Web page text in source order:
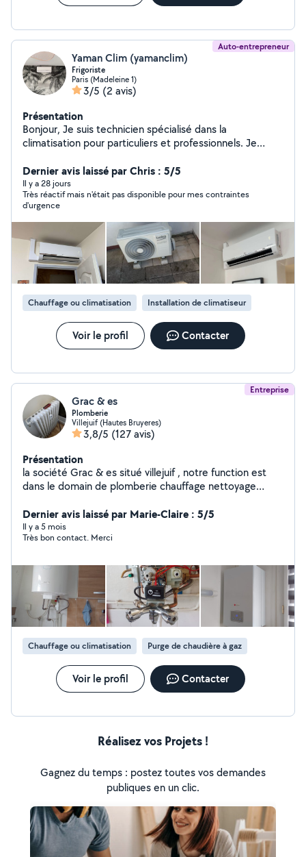
Auto-entrepreneur
Yaman Clim (yamanclim)
Frigoriste
Paris (Madeleine 1)
3/5 (2 avis)
Présentation
Bonjour, Je suis technicien spécialisé dans la
climatisation pour particuliers et professionnels. Je
climatisations (mono & multi splits, gainables) Entretien
régulier de vos équipements pour garantir performance
et longévité Maintenance préventive pour éviter les
pannes ️ Dépannage rapide en cas de
dysfonctionnement ou de fuite Travail soigné
Intervention rapide sur l'île de France et alentours Devis
gratuit N'hésitez pas à me contacter pour toute
demande d'intervention ou de renseignement.
Dernier avis laissé par Chris : 5/5
Il y a 28 jours
Très réactif mais n'était pas disponible pour mes contraintes
d'urgence
Chauffage ou climatisation Installation de climatiseur
Voir le profil Contacter
Entreprise
Grac & es
Plomberie
Villejuif (Hautes Bruyeres)
3,8/5 (127 avis)
Présentation
la société Grac & es situé villejuif , notre function est
dans le domain de plomberie chauffage nettoyage
Dernier avis laissé par Marie-Claire : 5/5
Il y a 5 mois
Très bon contact. Merci
Chauffage ou climatisation Purge de chaudière à gaz
Voir le profil Contacter
Réalisez vos Projets !
Gagnez du temps : postez toutes vos demandes
publiques en un clic.